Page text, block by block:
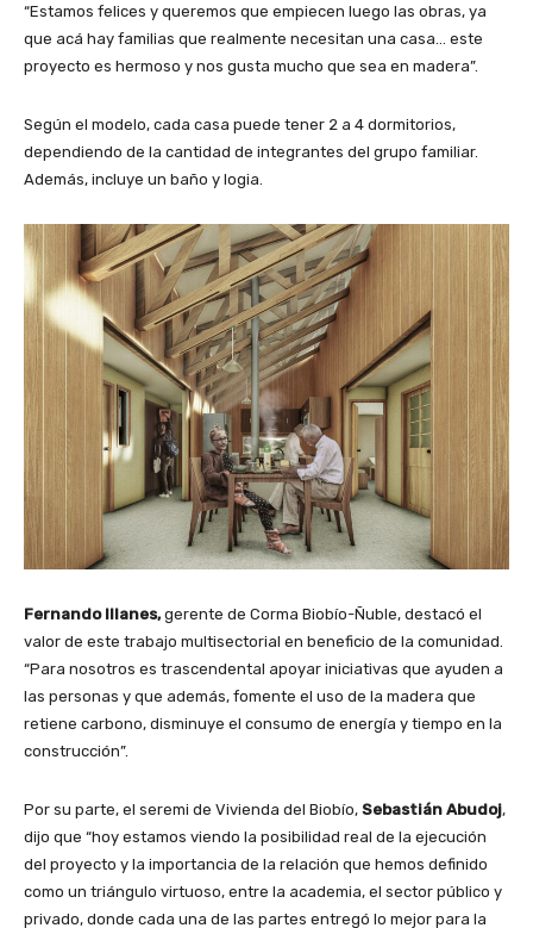
“Estamos felices y queremos que empiecen luego las obras, ya
que acá hay familias que realmente necesitan una casa… este
proyecto es hermoso y nos gusta mucho que sea en madera”.
Según el modelo, cada casa puede tener 2 a 4 dormitorios,
dependiendo de la cantidad de integrantes del grupo familiar.
Además, incluye un baño y logia.
Fernando Illanes,gerente de Corma Biobío-Ñuble, destacó el
valor de este trabajo multisectorial en beneficio de la comunidad.
“Para nosotros es trascendental apoyar iniciativas que ayuden a
las personas y que además, fomente el uso de la madera que
retiene carbono, disminuye el consumo de energía y tiempo en la
construcción”.
Por su parte, el seremi de Vivienda del Biobío, Sebastián Abudoj,
dijo que “hoy estamos viendo la posibilidad real de la ejecución
del proyecto y la importancia de la relación que hemos definido
como un triángulo virtuoso, entre la academia, el sector público y
privado, donde cada una de las partes entregó lo mejor para la